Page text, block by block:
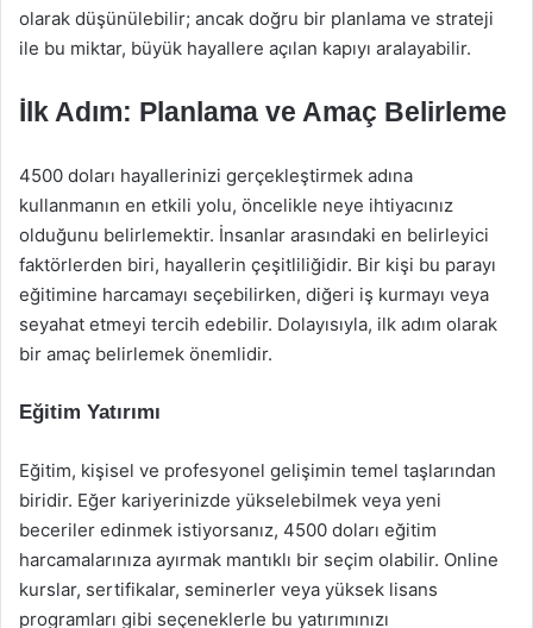
olarak düşünülebilir; ancak doğru bir planlama ve strateji
ile bu miktar, büyük hayallere açılan kapıyı aralayabilir.
İlk Adım: Planlama ve Amaç Belirleme
4500 doları hayallerinizi gerçekleştirmek adına
kullanmanın en etkili yolu, öncelikle neye ihtiyacınız
olduğunu belirlemektir. İnsanlar arasındaki en belirleyici
faktörlerden biri, hayallerin çeşitliliğidir. Bir kişi bu parayı
eğitimine harcamayı seçebilirken, diğeri iş kurmayı veya
seyahat etmeyi tercih edebilir. Dolayısıyla, ilk adım olarak
bir amaç belirlemek önemlidir.
Eğitim Yatırımı
Eğitim, kişisel ve profesyonel gelişimin temel taşlarından
biridir. Eğer kariyerinizde yükselebilmek veya yeni
beceriler edinmek istiyorsanız, 4500 doları eğitim
harcamalarınıza ayırmak mantıklı bir seçim olabilir. Online
kurslar, sertifikalar, seminerler veya yüksek lisans
programları gibi seçeneklerle bu yatırımınızı